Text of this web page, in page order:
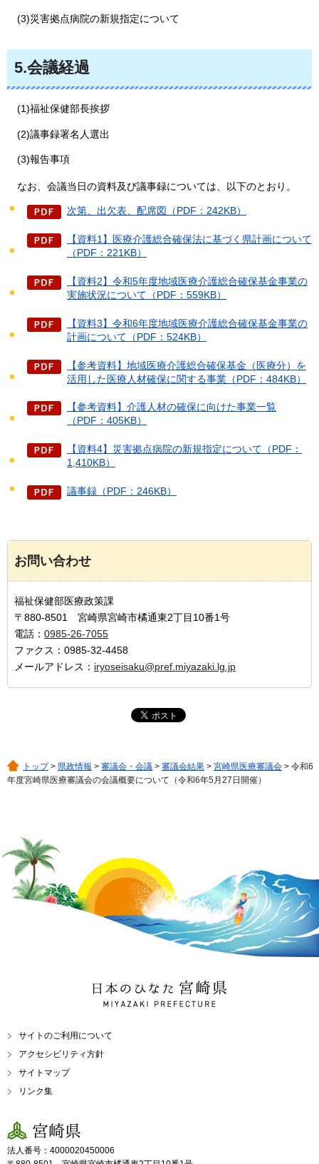
(3)災害拠点病院の新規指定について
5.会議経過
(1)福祉保健部長挨拶
(2)議事録署名人選出
(3)報告事項
なお、会議当日の資料及び議事録については、以下のとおり。
次第、出欠表、配席図（PDF：242KB）
【資料1】医療介護総合確保法に基づく県計画について
（PDF：221KB）
【資料2】令和5年度地域医療介護総合確保基金事業の
実施状況について（PDF：559KB）
【資料3】令和6年度地域医療介護総合確保基金事業の
計画について（PDF：524KB）
【参考資料】地域医療介護総合確保基金（医療分）を
活用した医療人材確保に関する事業（PDF：484KB）
【参考資料】介護人材の確保に向けた事業一覧
（PDF：405KB）
【資料4】災害拠点病院の新規指定について（PDF：
1,410KB）
議事録（PDF：246KB）
お問い合わせ
福祉保健部医療政策課
〒880-8501 宮崎県宮崎市橘通東2丁目10番1号
電話： 0985-26-7055
ファクス：0985-32-4458
メールアドレス： iryoseisaku@pref.miyazaki.lg.jp
トップ> 県政情報 > 審議会・会議 > 審議会結果 > 宮崎県医療審議会 > 令和6
年度宮崎県医療審議会の会議概要について（令和6年5月27日開催）
日本のひなた 宮崎県
MIYAZAKI PREFECTURE
サイトのご利用について
アクセシビリティ方針
サイトマップ
リンク集
宮崎県
法人番号：4000020450006